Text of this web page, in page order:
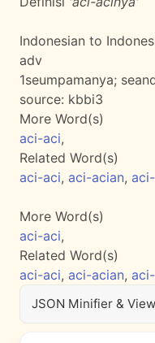
Indonesian to
adv
1seumpamanya;
source: kbbi3
More Word(s)
aci-aci,
Related Word(s)
aci-aci, aci-acian,
More Word(s)
aci-aci,
Related Word(s)
aci-aci, aci-acian,
JSON Minifier &